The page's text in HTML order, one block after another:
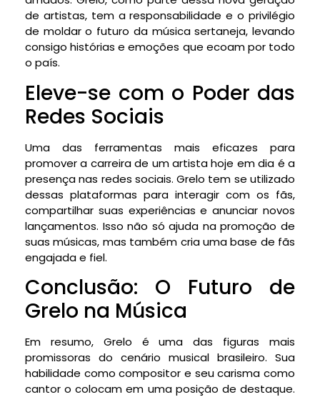
de artistas, tem a responsabilidade e o privilégio
de moldar o futuro da música sertaneja, levando
consigo histórias e emoções que ecoam por todo
o país.
Eleve-se com o Poder das
Redes Sociais
Uma das ferramentas mais eficazes para
promover a carreira de um artista hoje em dia é a
presença nas redes sociais. Grelo tem se utilizado
dessas plataformas para interagir com os fãs,
compartilhar suas experiências e anunciar novos
lançamentos. Isso não só ajuda na promoção de
suas músicas, mas também cria uma base de fãs
engajada e fiel.
Conclusão: O Futuro de
Grelo na Música
Em resumo, Grelo é uma das figuras mais
promissoras do cenário musical brasileiro. Sua
habilidade como compositor e seu carisma como
cantor o colocam em uma posição de destaque.